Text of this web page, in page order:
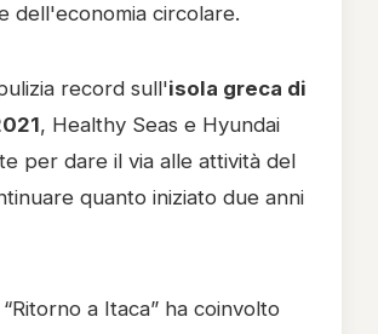
dell'economia circolare.
record sull'isola greca di
, Healthy Seas e Hyundai
per dare il via alle attività del
quanto iniziato due anni
a Itaca” ha coinvolto